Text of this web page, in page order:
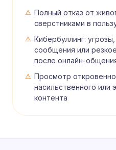
Полный отказ от
сверстниками в
Кибербуллинг:
сообщения или
после онлайн-
Просмотр откровенно
насильственного или
контента